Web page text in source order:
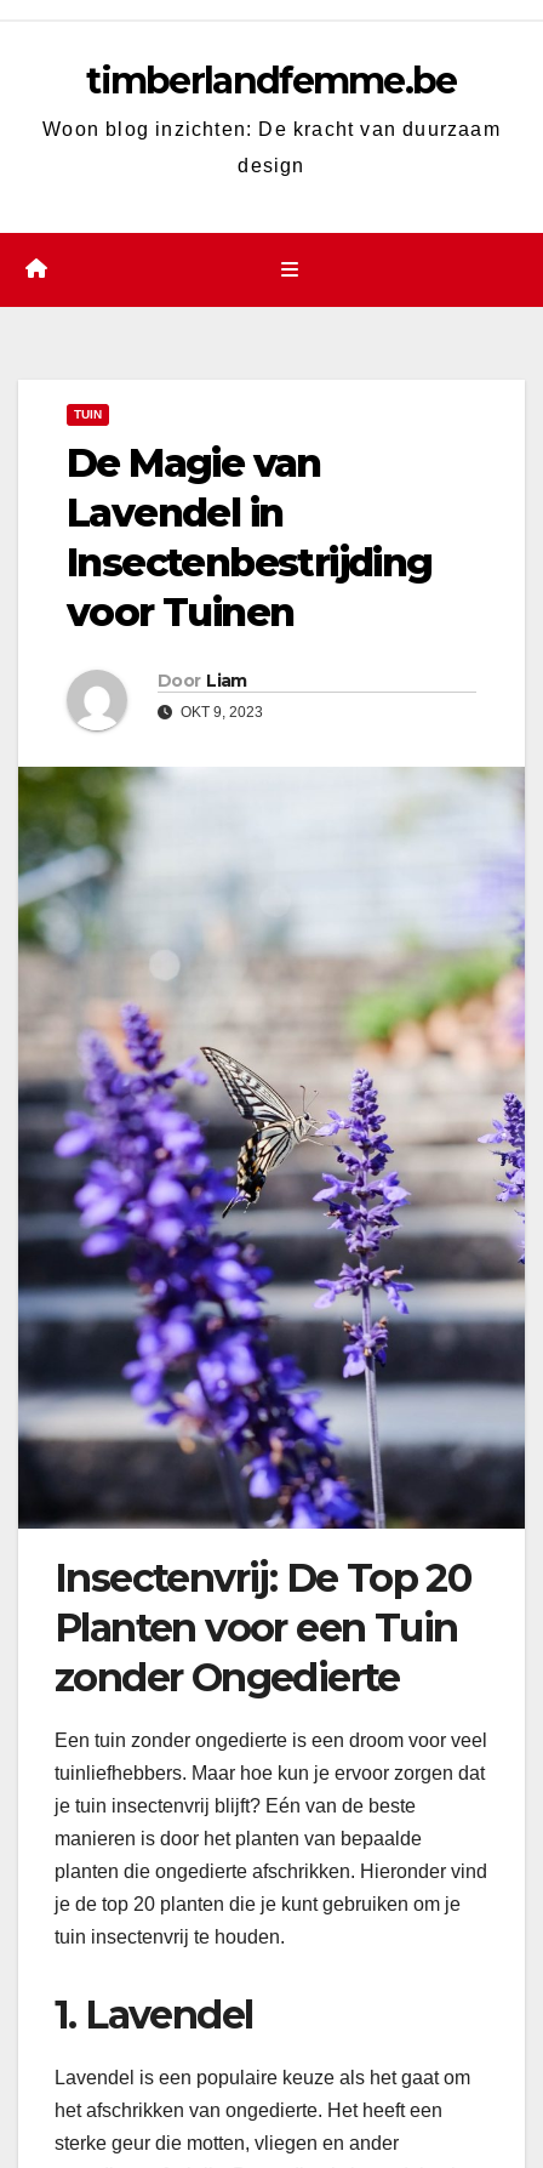
timberlandfemme.be
Woon blog inzichten: De kracht van duurzaam
design
TUIN
De Magie van
Lavendel in
Insectenbestrijding
voor Tuinen
Door Liam
OKT 9, 2023
Insectenvrij: De Top 20
Planten voor een Tuin
zonder Ongedierte
Een tuin zonder ongedierte is een droom voor veel
tuinliefhebbers. Maar hoe kun je ervoor zorgen dat
je tuin insectenvrij blijft? Eén van de beste
manieren is door het planten van bepaalde
planten die ongedierte afschrikken. Hieronder vind
je de top 20 planten die je kunt gebruiken om je
tuin insectenvrij te houden.
1. Lavendel
Lavendel is een populaire keuze als het gaat om
het afschrikken van ongedierte. Het heeft een
sterke geur die motten, vliegen en ander